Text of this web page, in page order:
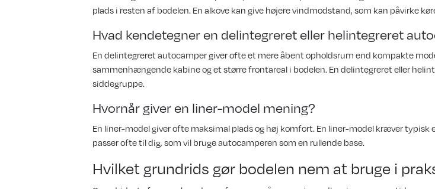
plads i resten af bodelen. En alkove kan give højere vindmodstand, som kan påvirke
Hvad kendetegner en delintegreret eller helintegreret
En delintegreret autocamper giver ofte et mere åbent opholdsrum end kompakte
sammenhængende kabine og et større frontareal i bodelen. En delintegreret eller
siddegruppe.
Hvornår giver en liner-model mening?
En liner-model giver ofte maksimal plads og høj komfort. En liner-model kræver
passer ofte til dig, som vil bruge autocamperen som en rullende base.
Hvilket grundrids gør bodelen nem at bruge i